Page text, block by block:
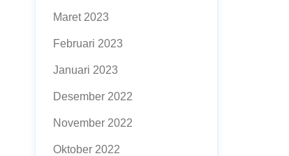
Maret 2023
Februari 2023
Januari 2023
Desember 2022
November 2022
Oktober 2022